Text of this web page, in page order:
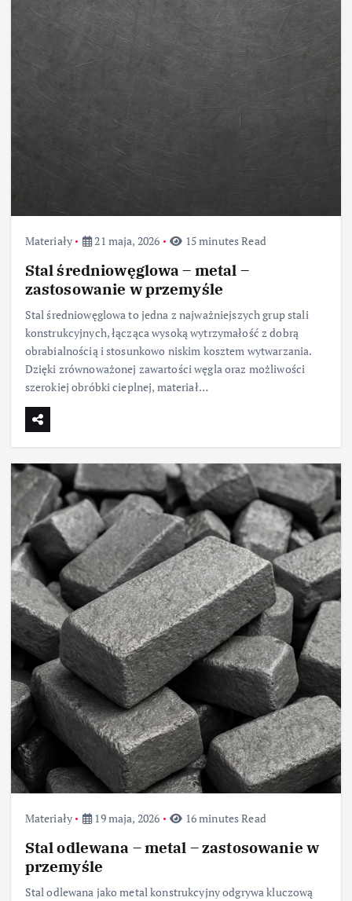
Materiały 21 maja, 2026 15 minutes Read
Stal średniowęglowa – metal –
zastosowanie w przemyśle
Stal średniowęglowa to jedna z najważniejszych grup stali
konstrukcyjnych, łącząca wysoką wytrzymałość z dobrą
obrabialnością i stosunkowo niskim kosztem wytwarzania.
Dzięki zrównoważonej zawartości węgla oraz możliwości
szerokiej obróbki cieplnej, materiał…
Materiały 19 maja, 2026 16 minutes Read
Stal odlewana – metal – zastosowanie w
przemyśle
Stal odlewana jako metal konstrukcyjny odgrywa kluczową